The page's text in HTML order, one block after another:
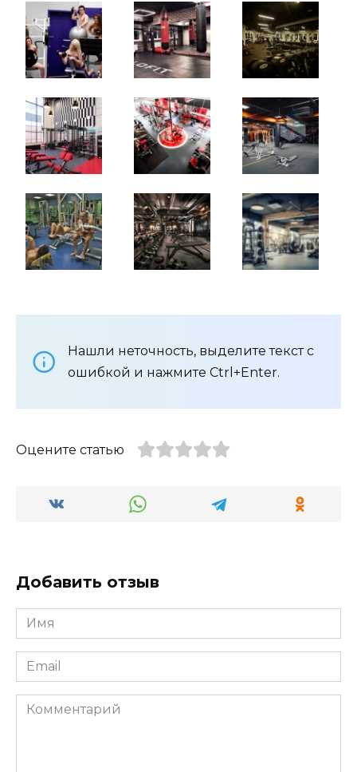
Нашли неточность, выделите текст с
ошибкой и нажмите Ctrl+Enter.
Оцените статью
Добавить отзыв
Имя
*
Email
*
Комментарий